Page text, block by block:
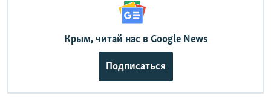
Крым, читай нас в Google News
Подписаться